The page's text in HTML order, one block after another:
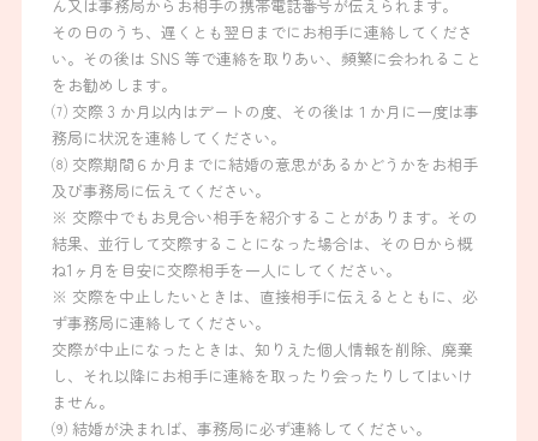
Event
Event Report
Engagement
商品券を贈呈します
ん又は事務局からお相手の携帯電話番号が伝えられます。
その日のうち、遅くとも翌日までにお相手に連絡してくださ
い。その後は SNS 等で連絡を取りあい、頻繁に会われること
をお勧めします。
⑺ 交際 3 か月以内はデートの度、その後は１か月に一度は事
務局に状況を連絡してください。
⑻ 交際期間６か月までに結婚の意思があるかどうかをお相手
及び事務局に伝えてください。
※ 交際中でもお見合い相手を紹介することがあります。その
結果、並行して交際することになった場合は、その日から概
ね1ヶ月を目安に交際相手を一人にしてください。
※ 交際を中止したいときは、直接相手に伝えるとともに、必
ず事務局に連絡してください。
交際が中止になったときは、知りえた個人情報を削除、廃棄
し、それ以降にお相手に連絡を取ったり会ったりしてはいけ
ません。
⑼ 結婚が決まれば、事務局に必ず連絡してください。